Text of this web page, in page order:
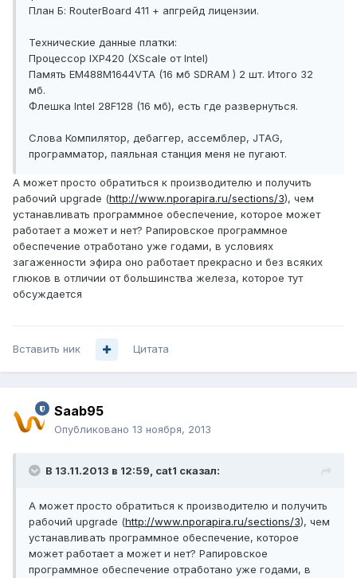
План Б: RouterBoard 411 + апгрейд лицензии.
Технические данные платки:
Процессор IXP420 (XScale от Intel)
Память EM488M1644VTA (16 мб SDRAM ) 2 шт. Итого 32
мб.
Флешка Intel 28F128 (16 мб), есть где развернуться.
Слова Компилятор, дебаггер, ассемблер, JTAG,
программатор, паяльная станция меня не пугают.
А может просто обратиться к производителю и получить
рабочий upgrade (http://www.nporapira.ru/sections/3), чем
устанавливать программное обеспечение, которое может
работает а может и нет? Рапировское программное
обеспечение отработано уже годами, в условиях
загаженности эфира оно работает прекрасно и без всяких
глюков в отличии от большинства железа, которое тут
обсуждается
Вставить ник Цитата
Saab95
Опубликовано 13 ноября, 2013
В 13.11.2013 в 12:59, cat1 сказал:
А может просто обратиться к производителю и получить
рабочий upgrade (http://www.nporapira.ru/sections/3), чем
устанавливать программное обеспечение, которое
может работает а может и нет? Рапировское
программное обеспечение отработано уже годами, в